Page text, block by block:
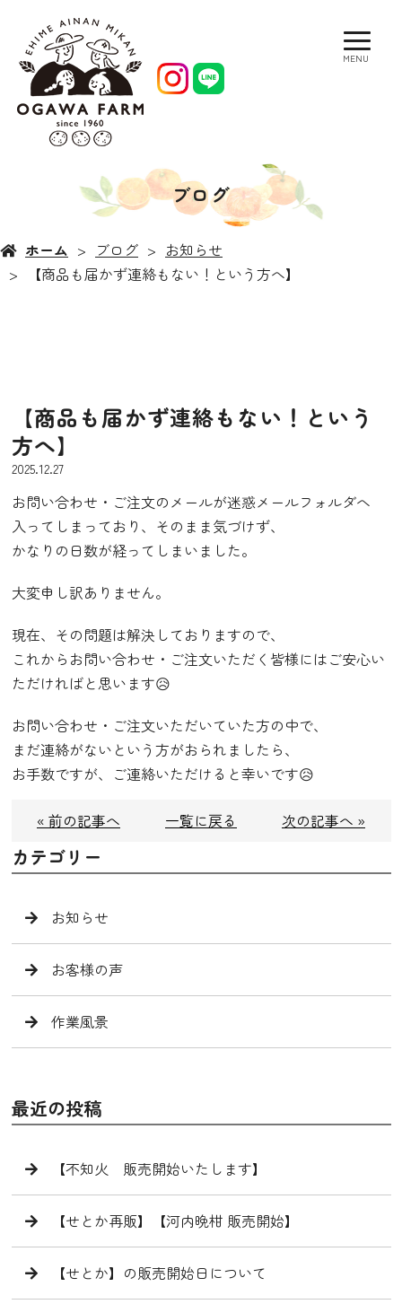
MENU
ブログ
ホーム ブログ
お知らせ
【商品も届かず連絡もない！という方へ】
【商品も届かず連絡もない！という
方へ】
2025.12.27
お問い合わせ・ご注文のメールが迷惑メールフォルダへ
入ってしまっており、そのまま気づけず、
かなりの日数が経ってしまいました。
大変申し訳ありません。
現在、その問題は解決しておりますので、
これからお問い合わせ・ご注文いただく皆様にはご安心い
ただければと思います😥
お問い合わせ・ご注文いただいていた方の中で、
まだ連絡がないという方がおられましたら、
お手数ですが、ご連絡いただけると幸いです😥
« 前の記事へ 一覧に戻る 次の記事へ »
カテゴリー
お知らせ
お客様の声
作業風景
最近の投稿
【不知火 販売開始いたします】
【せとか再販】【河内晩柑 販売開始】
【せとか】の販売開始日について